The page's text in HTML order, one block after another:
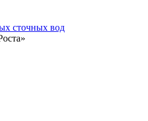
сточных вод